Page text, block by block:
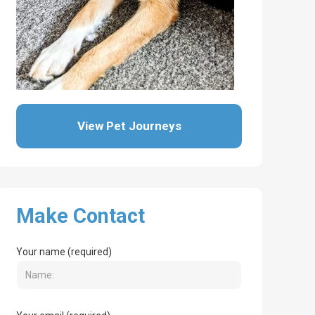
View Pet Journeys
Make Contact
Your name (required)